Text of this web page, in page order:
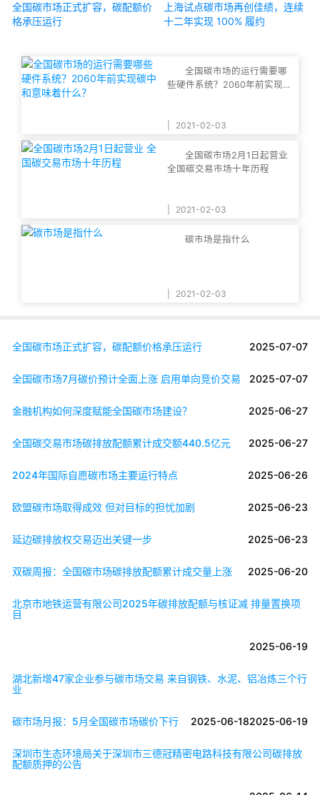
全国碳市场正式扩容，碳配额价
格承压运行
上海试点碳市场再创佳绩，连续
十二年实现 100% 履约
全国碳市场的运行需要哪
些硬件系统？2060年前实现碳
2021-02-03
全国碳市场2月1日起营业
全国碳交易市场十年历程
2021-02-03
碳市场是指什么
2021-02-03
全国碳市场正式扩容，碳配额价格承压运行 2025-07-07
全国碳市场7月碳价预计全面上涨 启用单向竞价交易 2025-07-07
金融机构如何深度赋能全国碳市场建设？ 2025-06-27
全国碳交易市场碳排放配额累计成交额440.5亿元 2025-06-27
2024年国际自愿碳市场主要运行特点 2025-06-26
欧盟碳市场取得成效 但对目标的担忧加剧 2025-06-23
延边碳排放权交易迈出关键一步 2025-06-23
双碳周报：全国碳市场碳排放配额累计成交量上涨 2025-06-20
北京市地铁运营有限公司2025年碳排放配额与核证减 排量置换项
目
2025-06-19
湖北新增47家企业参与碳市场交易 来自钢铁、水泥、铝冶炼三个行
业
2025-06-19
碳市场月报：5月全国碳市场碳价下行 2025-06-18
深圳市生态环境局关于深圳市三德冠精密电路科技有限公司碳排放
配额质押的公告